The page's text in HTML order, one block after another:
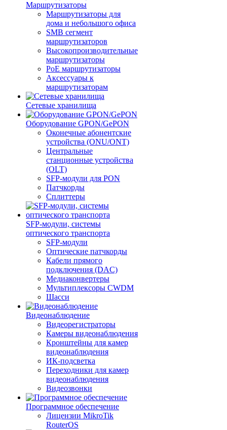
Маршрутизаторы
Маршрутизаторы для
дома и небольшого офиса
SMB сегмент
маршрутизаторов
Высокопроизводительные
маршрутизаторы
PoE маршрутизаторы
Аксессуары к
маршрутизаторам
Сетевые хранилища
Оборудование GPON/GePON
Оконечные абонентские
устройства (ONU/ONT)
Центральные
станционные устройства
(OLT)
SFP-модули для PON
Патчкорды
Сплиттеры
SFP-модули, системы
оптического транспорта
SFP-модули
Оптические патчкорды
Кабели прямого
подключения (DAC)
Медиаконвертеры
Мультиплексоры CWDM
Шасси
Видеонаблюдение
Видеорегистраторы
Камеры видеонаблюдения
Кронштейны для камер
видеонаблюдения
ИК-подсветка
Переходники для камер
видеонаблюдения
Видеозвонки
Программное обеспечение
Лицензии MikroTik
RouterOS